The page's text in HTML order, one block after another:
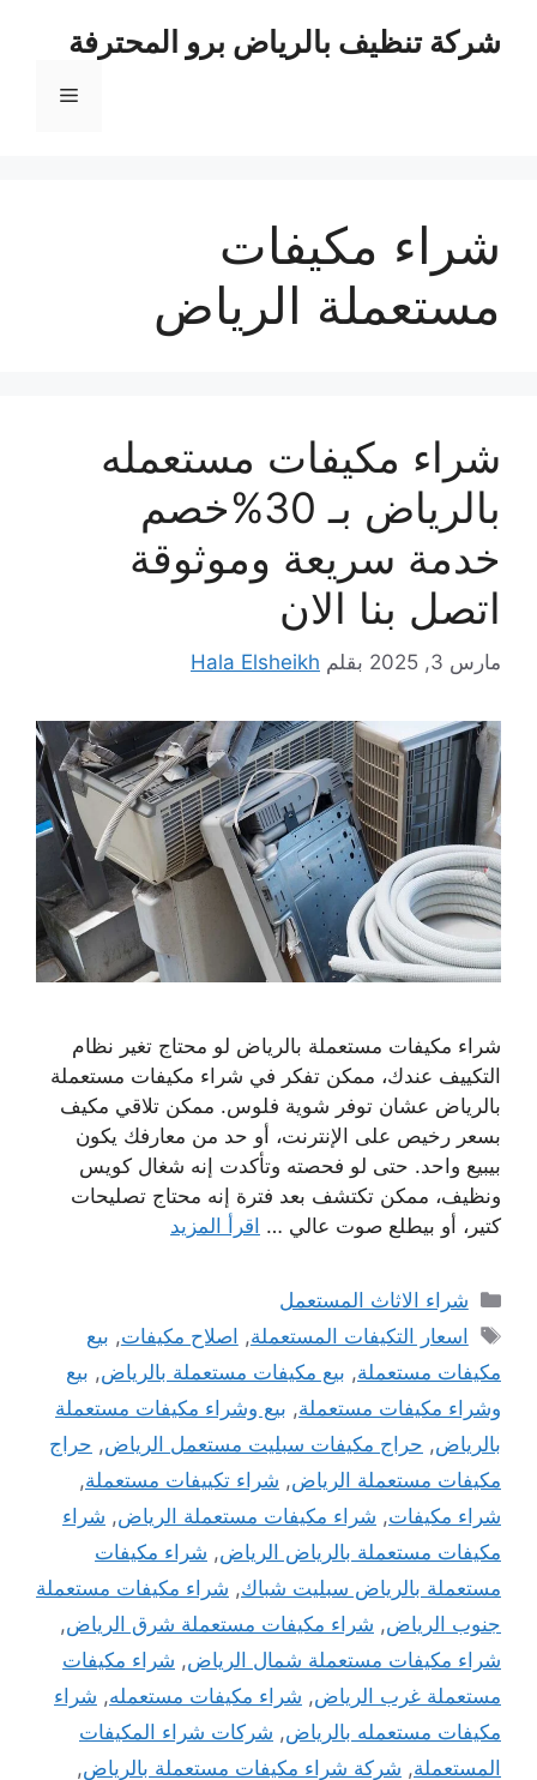
شركة تنظيف بالرياض برو المحترفة
القائمة
شراء مكيفات
مستعملة الرياض
شراء مكيفات مستعمله
بالرياض بـ 30%خصم
خدمة سريعة وموثوقة
اتصل بنا الان
مارس 3, 2025 بقلم Hala Elsheikh
شراء مكيفات مستعملة بالرياض لو محتاج تغير نظام
التكييف عندك، ممكن تفكر في شراء مكيفات مستعملة
بالرياض عشان توفر شوية فلوس. ممكن تلاقي مكيف
بسعر رخيص على الإنترنت، أو حد من معارفك يكون
بيبيع واحد. حتى لو فحصته وتأكدت إنه شغال كويس
ونظيف، ممكن تكتشف بعد فترة إنه محتاج تصليحات
كتير، أو بيطلع صوت عالي … اقرأ المزيد
التصنيفات
شراء الاثاث المستعمل
الوسوم
اسعار التكيفات المستعملة, اصلاح مكيفات, بيع
مكيفات مستعملة, بيع مكيفات مستعملة بالرياض, بيع
وشراء مكيفات مستعملة, بيع وشراء مكيفات مستعملة
بالرياض, حراج مكيفات سبليت مستعمل الرياض, حراج
مكيفات مستعملة الرياض, شراء تكييفات مستعملة,
شراء مكيفات, شراء مكيفات مستعملة الرياض, شراء
مكيفات مستعملة بالرياض الرياض, شراء مكيفات
مستعملة بالرياض سبليت شباك, شراء مكيفات مستعملة
جنوب الرياض, شراء مكيفات مستعملة شرق الرياض,
شراء مكيفات مستعملة شمال الرياض, شراء مكيفات
مستعملة غرب الرياض, شراء مكيفات مستعمله, شراء
مكيفات مستعمله بالرياض, شركات شراء المكيفات
المستعملة, شركة شراء مكيفات مستعملة بالرياض,